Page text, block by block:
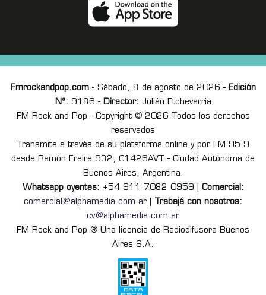
Fmrockandpop.com- Sábado, 8 de agosto de 2026 - Edición
Nº: 9186 - Director: Julián Etchevarria
FM Rock and Pop - Copyright © 2026 Todos los derechos
reservados
Transmite a través de su plataforma online y por FM 95.9
desde Ramón Freire 932, C1426AVT - Ciudad Autónoma de
Buenos Aires, Argentina.
Whatsapp oyentes: +54 911 7082 0959 | Comercial:
comercial@alphamedia.com.ar
Trabajá con nosotros:
cv@alphamedia.com.ar
FM Rock and Pop ® Una licencia de Radiodifusora Buenos
Aires S.A.